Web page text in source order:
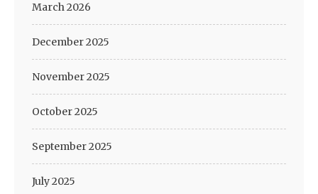
March 2026
December 2025
November 2025
October 2025
September 2025
July 2025